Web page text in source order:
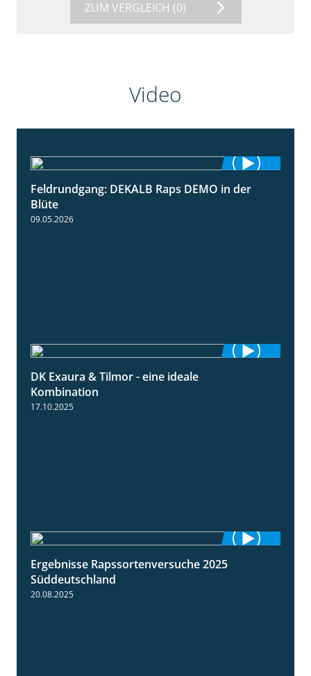
ZUM VERGLEICH (0)
Video
2:37
Feldrundgang: DEKALB Raps DEMO in der
Blüte
09.05.2026
DK Exaura & Tilmor - eine ideale
Kombination
17.10.2025
Ergebnisse Rapssortenversuche 2025
Süddeutschland
20.08.2025